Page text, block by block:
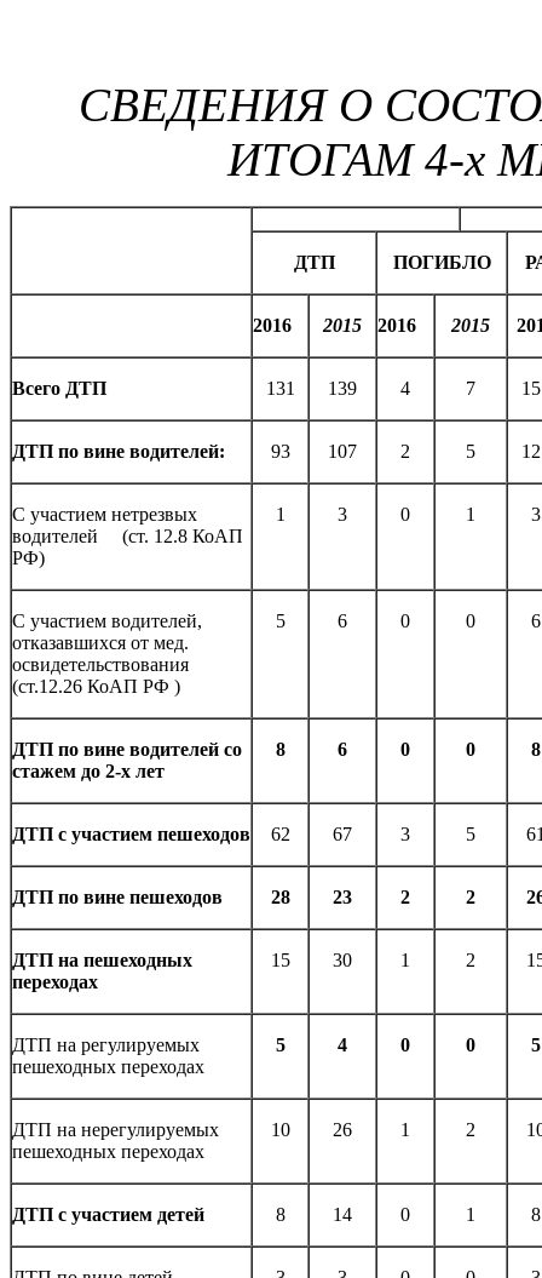
СВЕДЕНИЯ О
ИТОГАМ 4-х
ДТП ПОГИБЛО
2016 2015 2016 2015
Всего ДТП 131 139 4 7
ДТП по вине водителей: 93 107 2 5
С участием нетрезвых
водителей (ст. 12.8 КоАП
РФ)
1 3 0 1 3
С участием водителей,
отказавшихся от мед.
освидетельствования
(ст.12.26 КоАП РФ )
5 6 0 0 6
ДТП по вине водителей со
стажем до 2-х лет
8 6 0 0 8
ДТП с участием пешеходов 62 67 3 5
ДТП по вине пешеходов 28 23 2 2
ДТП на пешеходных
переходах
15 30 1 2
ДТП на регулируемых
пешеходных переходах
5 4 0 0 5
ДТП на нерегулируемых
пешеходных переходах
10 26 1 2
ДТП с участием детей 8 14 0 1 8